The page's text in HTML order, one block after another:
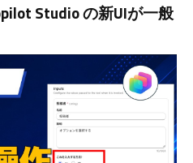
Studio の新UIが一般